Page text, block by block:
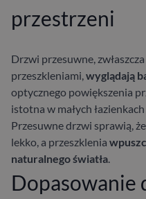
przestrzeni
Drzwi przesuwne,
przeszkleniami, wyglądają
optycznego powiększenia
istotna w małych
Przesuwne drzwi sprawią,
lekko, a przeszklenia
naturalnego światła
Dopasowanie